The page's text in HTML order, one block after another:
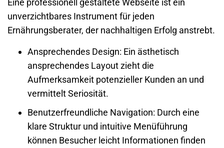
unverzichtbares Instrument für jeden
Ernährungsberater, der nachhaltigen Erfolg anstrebt.
Ansprechendes Design: Ein ästhetisch
ansprechendes Layout zieht die
Aufmerksamkeit potenzieller Kunden an und
vermittelt Seriosität.
Benutzerfreundliche Navigation: Durch eine
klare Struktur und intuitive Menüführung
können Besucher leicht Informationen finden